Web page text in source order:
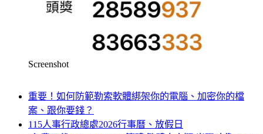
Screenshot
重要！如何防範勒索軟體綁架你的電腦、加密你的檔
案、跟你要錢？
115人事行政總處2026行事曆、放假日